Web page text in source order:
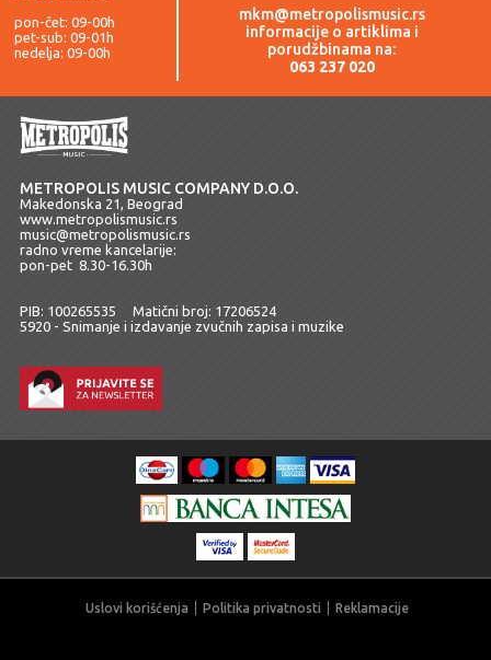
pon-čet: 09-00h
pet-sub: 09-01h
nedelja: 09-00h
mkm@metropolismusic.rs
informacije o artiklima i
porudžbinama na:
063 237 020
METROPOLIS MUSIC COMPANY D.O.O.
Makedonska 21, Beograd
www.metropolismusic.rs
music@metropolismusic.rs
radno vreme kancelarije:
pon-pet 8.30-16.30h
PIB: 100265535 Matični broj: 17206524
5920 - Snimanje i izdavanje zvučnih zapisa i muzike
Uslovi korišćenja Politika privatnosti Reklamacije